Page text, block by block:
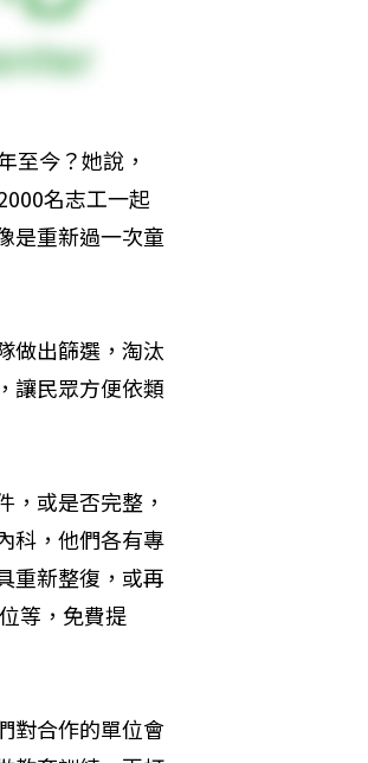
至今？她說，
名志工一起
是重新過一次童
做出篩選，淘汰
讓民眾方便依類
或是否完整，
科，他們各有專
重新整復，或再
等，免費提
對合作的單位會